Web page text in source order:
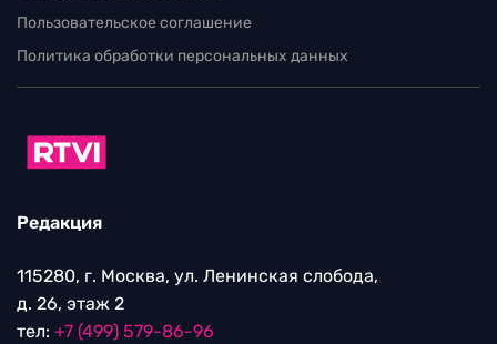
Пользовательское соглашение
Политика обработки персональных данных
Редакция
115280, г. Москва, ул. Ленинская слобода,
д. 26, этаж 2
тел: +7 (499) 579-86-96